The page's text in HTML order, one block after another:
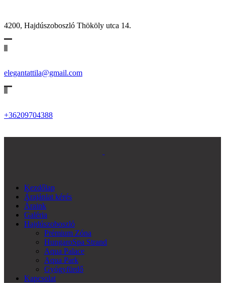
4200, Hajdúszoboszló Thököly utca 14.
elegantattila@gmail.com
+36209704388
Kezdőlap
Árajánlat kérés
Áraink
Galéria
Hajdúszoboszló
Prémium Zóna
HungaroSpa Strand
Aqua Palace
Aqua Park
Gyógyfürdő
Kapcsolat